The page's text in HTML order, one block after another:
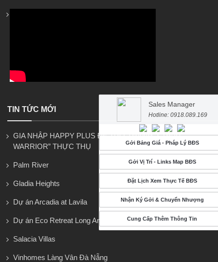
Sales Manager
Hotline: 0918.089.169
Gởi Bảng Giá - Pháp Lý BĐS
Gởi Vị Trí - Links Map BĐS
Đặt Lịch Xem Thực Tế BĐS
Nhận Ký Gởi & Chuyển Nhượng
Cung Cấp Thêm Thông Tin
TIN TỨC MỚI
GIA NHẬP HAPPY PLUS ĐỂ TRỞ THÀNH “GREAT
WARRIOR” THỰC THỤ
Palm River
Gladia Heights
Dự án Arcadia at Lavila
Dự án Eco Retreat Long An
Salacia Villas
Vinhomes Làng Vân Đà Nẵng